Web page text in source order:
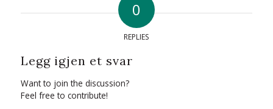
0
REPLIES
Legg igjen et svar
Want to join the discussion?
Feel free to contribute!